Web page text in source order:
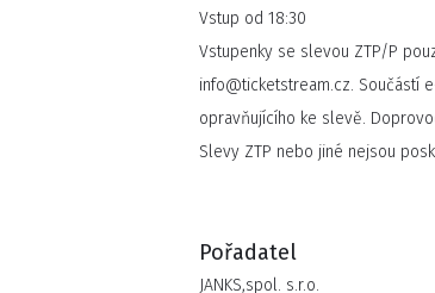
Vstup od 18:30
Vstupenky se slevou ZTP/P
info@ticketstream.cz. Součástí
opravňujícího ke slevě.
Slevy ZTP nebo jiné nejsou
Pořadatel
JANKS,spol. s.r.o.